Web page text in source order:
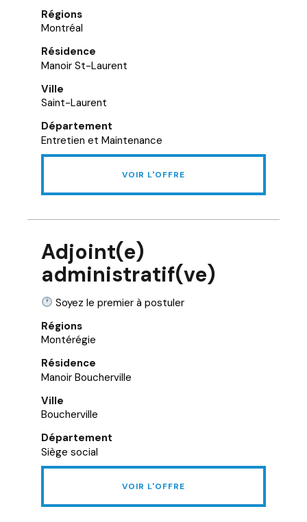
Régions
Montréal
Résidence
Manoir St-Laurent
Ville
Saint-Laurent
Département
Entretien et Maintenance
VOIR L'OFFRE
Adjoint(e)
administratif(ve)
Soyez le premier à postuler
Régions
Montérégie
Résidence
Manoir Boucherville
Ville
Boucherville
Département
Siège social
VOIR L'OFFRE